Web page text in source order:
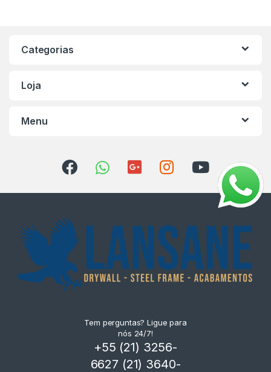
Categorias
Loja
Menu
Tem perguntas? Ligue para
nós 24/7!
+55 (21) 3256-
6627 (21) 3640-